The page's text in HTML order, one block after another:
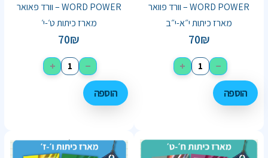
WORD POWER – וורד פוואר
מארז כיתות י״א-י״ב
70₪
−
+
הוספה
WORD POWER – וורד פאואר
מארז כיתות ט׳-י׳
70₪
−
+
הוספה